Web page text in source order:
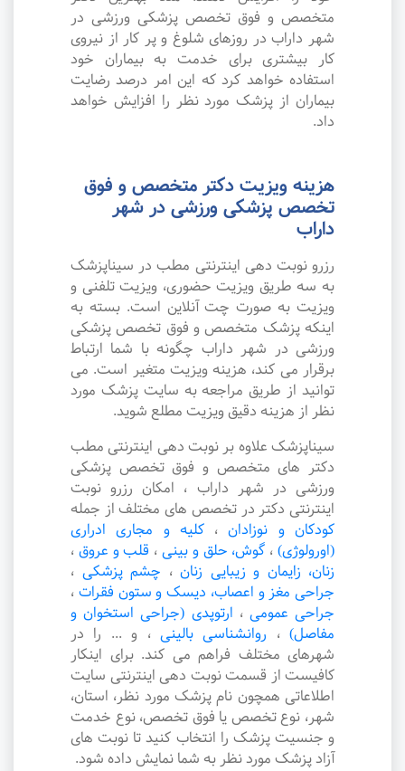
متخصص و فوق تخصص پزشکی ورزشی در
شهر داراب در روزهای شلوغ و پر کار از نیروی
کار بیشتری برای خدمت به بیماران خود
استفاده خواهد کرد که این امر درصد رضایت
بیماران از پزشک مورد نظر را افزایش خواهد
داد.
هزینه ویزیت دکتر متخصص و فوق
تخصص پزشکی ورزشی در شهر
داراب
رزرو نوبت دهی اینترنتی مطب در سیناپزشک
به سه طریق ویزیت حضوری، ویزیت تلفنی و
ویزیت به صورت چت آنلاین است. بسته به
اینکه پزشک متخصص و فوق تخصص پزشکی
ورزشی در شهر داراب چگونه با شما ارتباط
برقرار می کند، هزینه ویزیت متغیر است. می
توانید از طریق مراجعه به سایت پزشک مورد
نظر از هزینه دقیق ویزیت مطلع شوید.
سیناپزشک علاوه بر نوبت دهی اینترنتی مطب
دکتر های متخصص و فوق تخصص پزشکی
ورزشی در شهر داراب ، امکان رزرو نوبت
اینترنتی دکتر در تخصص های مختلف از جمله
کودکان و نوزادان ،کلیه و مجاری ادراری
(اورولوژی) ، گوش، حلق و بینی ، قلب و عروق ،
زنان، زایمان و زیبایی زنان ، چشم پزشکی ،
جراحی مغز و اعصاب، دیسک و ستون فقرات ،
جراحی عمومی ، ارتوپدی (جراحی استخوان و
مفاصل) ، روانشناسی بالینی ، و ... را در
شهرهای مختلف فراهم می کند. برای اینکار
کافیست از قسمت نوبت دهی اینترنتی سایت
اطلاعاتی همچون نام پزشک مورد نظر، استان،
شهر، نوع تخصص یا فوق تخصص، نوع خدمت
و جنسیت پزشک را انتخاب کنید تا نوبت های
آزاد پزشک مورد نظر به شما نمایش داده شود.